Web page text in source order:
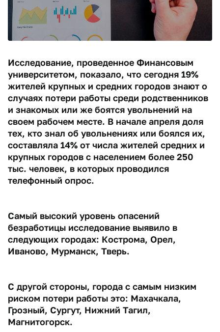
Исследование, проведенное Финансовым
университетом, показало, что сегодня 19%
жителей крупных и средних городов знают о
случаях потери работы среди родственников
и знакомых или же боятся увольнений на
своем рабочем месте. В начале апреля доля
тех, кто знал об увольнениях или боялся их,
составляла 14% от числа жителей средних и
крупных городов с населением более 250
тыс. человек, в которых проводился
телефонный опрос.
Самый высокий уровень опасений
безработицы исследование выявило в
следующих городах: Кострома, Орел,
Иваново, Мурманск, Тверь.
С другой стороны, города с самым низким
риском потери работы это: Махачкала,
Грозный, Сургут, Нижний Тагил,
Магнитогорск.